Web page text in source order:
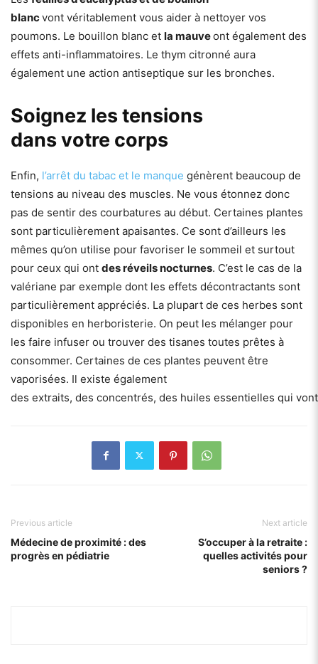
blancvont véritablement vous aider à nettoyer vos
poumons. Le bouillon blanc et la mauveont également des
effets anti-inflammatoires. Le thym citronné aura
également une action antiseptique sur les bronches.
Soignez les tensions
dans votre corps
Enfin, l’arrêt du tabac et le manque génèrent beaucoup de
tensions au niveau des muscles. Ne vous étonnez donc
pas de sentir des courbatures au début. Certaines plantes
sont particulièrement apaisantes. Ce sont d’ailleurs les
mêmes qu’on utilise pour favoriser le sommeil et surtout
pour ceux qui ont des réveils nocturnes. C’est le cas de la
valériane par exemple dont les effets décontractants sont
particulièrement appréciés. La plupart de ces herbes sont
disponibles en herboristerie. On peut les mélanger pour
les faire infuser ou trouver des tisanes toutes prêtes à
consommer. Certaines de ces plantes peuvent être
vaporisées. Il existe également
des extraits, des concentrés, des huiles essentielles qui
Previous article
Médecine de proximité : des
progrès en pédiatrie
Next article
S’occuper à la retraite :
quelles activités pour
seniors ?